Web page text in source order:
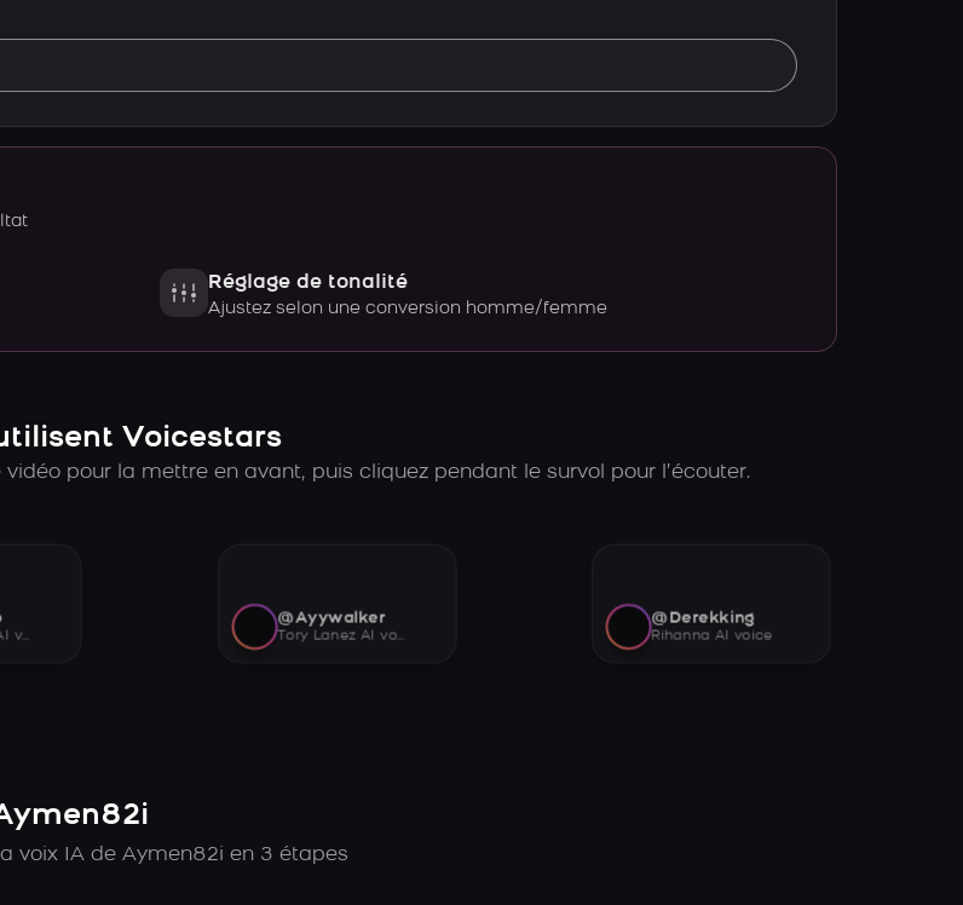
Réglage de tonalité
Ajustez selon une conversion homme/femme
Voicestars
pour la mettre en avant, puis cliquez pendant le survol pour l’écouter.
voice
@Ayywalker
Tory Lanez AI voice
@Derekking
Rihanna AI voice
voix IA de Aymen82i en 3 étapes